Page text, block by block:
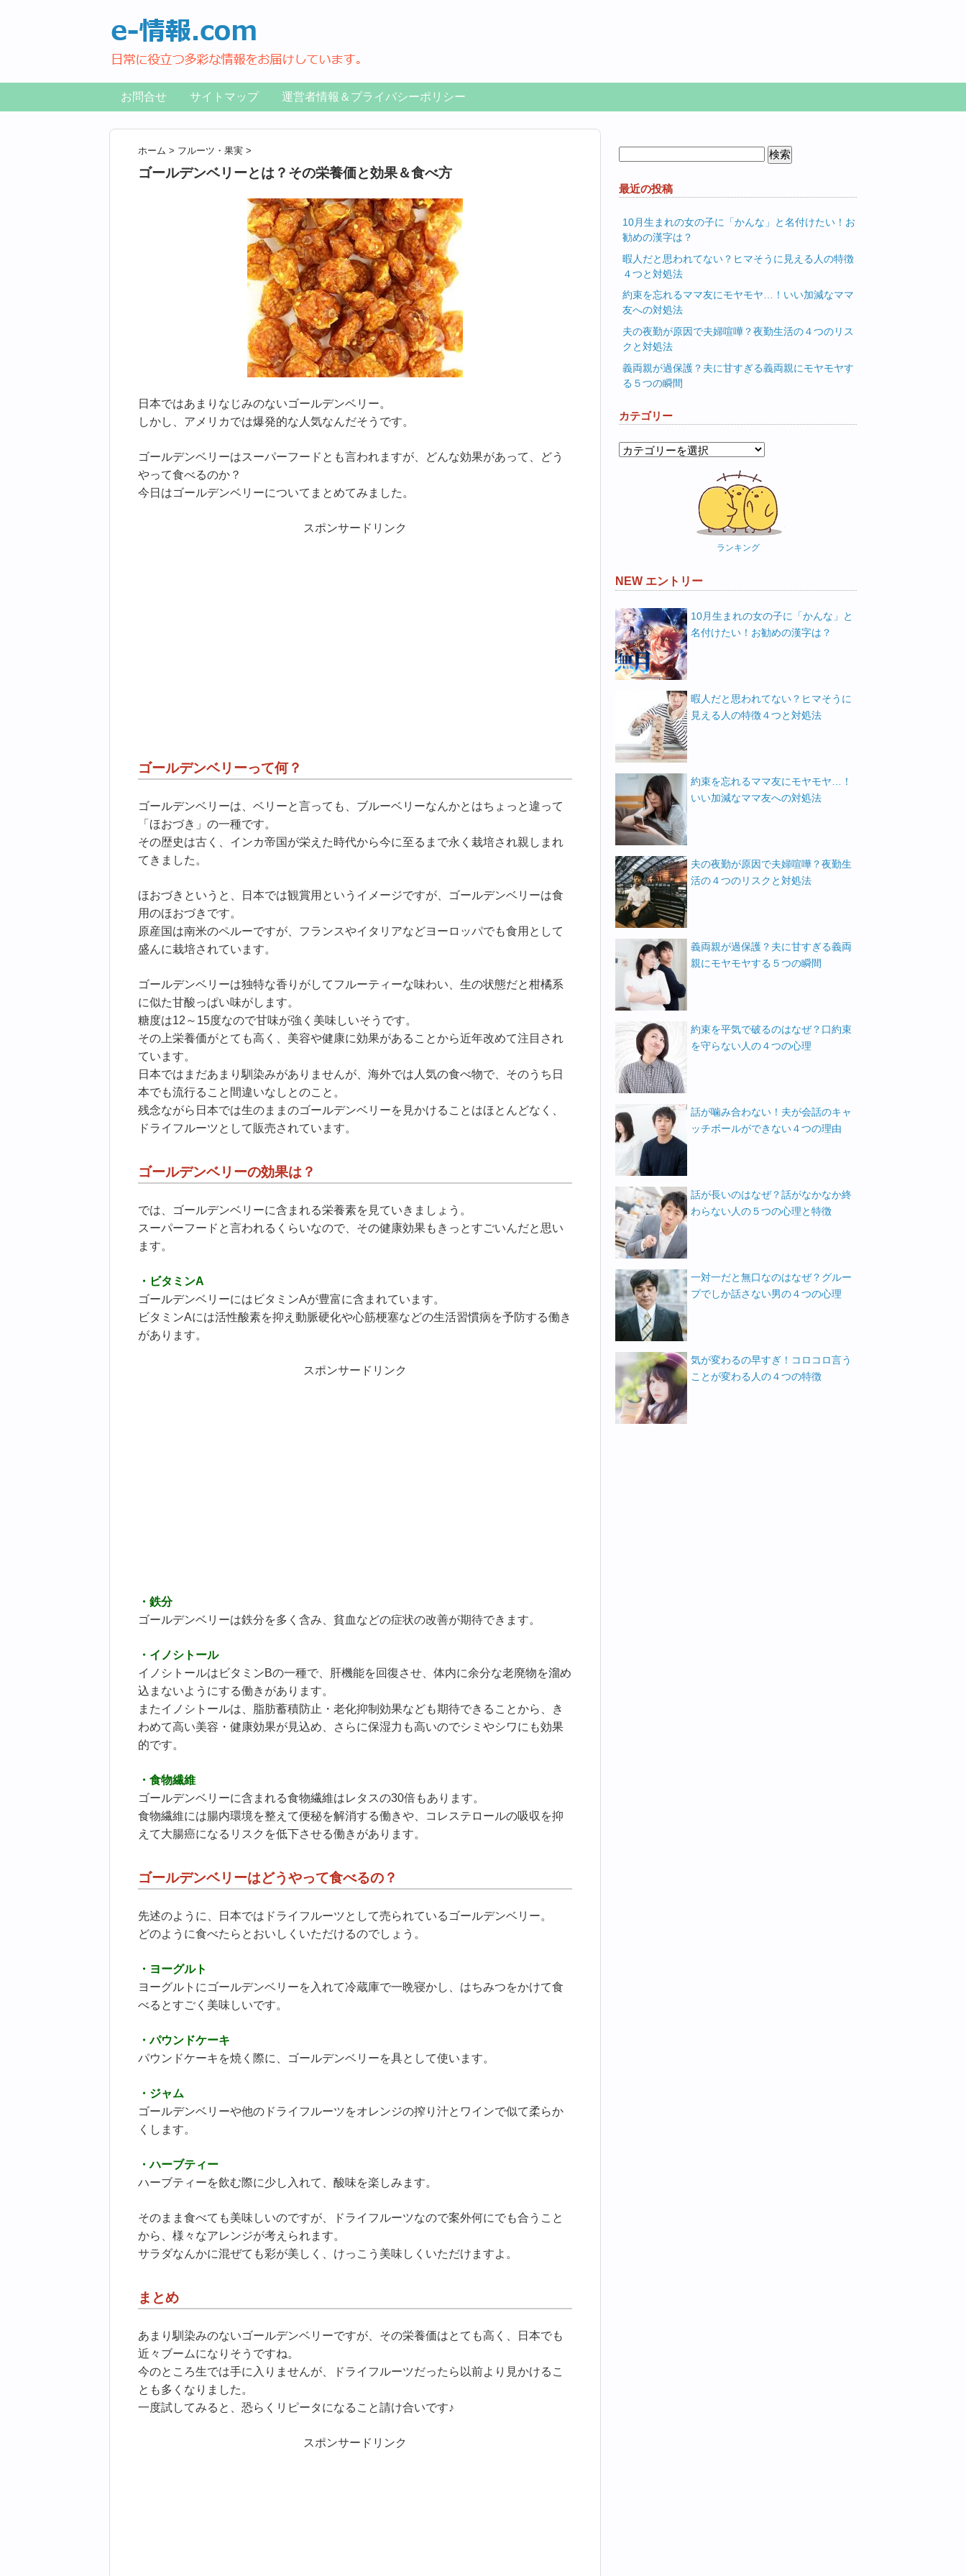
お問合せ サイトマップ 運営者情報＆プライバシーポリシー
ホーム > フルーツ・果実 >
ゴールデンベリーとは？その栄養価と効果＆食べ方
日本ではあまりなじみのないゴールデンベリー。
しかし、アメリカでは爆発的な人気なんだそうです。
ゴールデンベリーはスーパーフードとも言われますが、どんな効果があって、どう
やって食べるのか？
今日はゴールデンベリーについてまとめてみました。
スポンサードリンク
ゴールデンベリーって何？
ゴールデンベリーは、ベリーと言っても、ブルーベリーなんかとはちょっと違って
「ほおづき」の一種です。
その歴史は古く、インカ帝国が栄えた時代から今に至るまで永く栽培され親しまれ
てきました。
ほおづきというと、日本では観賞用というイメージですが、ゴールデンベリーは食
用のほおづきです。
原産国は南米のペルーですが、フランスやイタリアなどヨーロッパでも食用として
盛んに栽培されています。
ゴールデンベリーは独特な香りがしてフルーティーな味わい、生の状態だと柑橘系
に似た甘酸っぱい味がします。
糖度は12～15度なので甘味が強く美味しいそうです。
その上栄養価がとても高く、美容や健康に効果があることから近年改めて注目され
ています。
日本ではまだあまり馴染みがありませんが、海外では人気の食べ物で、そのうち日
本でも流行ること間違いなしとのこと。
残念ながら日本では生のままのゴールデンベリーを見かけることはほとんどなく、
ドライフルーツとして販売されています。
ゴールデンベリーの効果は？
では、ゴールデンベリーに含まれる栄養素を見ていきましょう。
スーパーフードと言われるくらいなので、その健康効果もきっとすごいんだと思い
ます。
・ビタミンA
ゴールデンベリーにはビタミンAが豊富に含まれています。
ビタミンAには活性酸素を抑え動脈硬化や心筋梗塞などの生活習慣病を予防する働き
があります。
スポンサードリンク
・鉄分
ゴールデンベリーは鉄分を多く含み、貧血などの症状の改善が期待できます。
・イノシトール
イノシトールはビタミンBの一種で、肝機能を回復させ、体内に余分な老廃物を溜め
込まないようにする働きがあります。
またイノシトールは、脂肪蓄積防止・老化抑制効果なども期待できることから、き
わめて高い美容・健康効果が見込め、さらに保湿力も高いのでシミやシワにも効果
的です。
・食物繊維
ゴールデンベリーに含まれる食物繊維はレタスの30倍もあります。
食物繊維には腸内環境を整えて便秘を解消する働きや、コレステロールの吸収を抑
えて大腸癌になるリスクを低下させる働きがあります。
ゴールデンベリーはどうやって食べるの？
先述のように、日本ではドライフルーツとして売られているゴールデンベリー。
どのように食べたらとおいしくいただけるのでしょう。
・ヨーグルト
ヨーグルトにゴールデンベリーを入れて冷蔵庫で一晩寝かし、はちみつをかけて食
べるとすごく美味しいです。
・パウンドケーキ
パウンドケーキを焼く際に、ゴールデンベリーを具として使います。
・ジャム
ゴールデンベリーや他のドライフルーツをオレンジの搾り汁とワインで似て柔らか
くします。
・ハーブティー
ハーブティーを飲む際に少し入れて、酸味を楽しみます。
そのまま食べても美味しいのですが、ドライフルーツなので案外何にでも合うこと
から、様々なアレンジが考えられます。
サラダなんかに混ぜても彩が美しく、けっこう美味しくいただけますよ。
まとめ
あまり馴染みのないゴールデンベリーですが、その栄養価はとても高く、日本でも
近々ブームになりそうですね。
今のところ生では手に入りませんが、ドライフルーツだったら以前より見かけるこ
とも多くなりました。
一度試してみると、恐らくリピータになること請け合いです♪
スポンサードリンク
最近の投稿
10月生まれの女の子に「かんな」と名付けたい！お
勧めの漢字は？
暇人だと思われてない？ヒマそうに見える人の特徴
４つと対処法
約束を忘れるママ友にモヤモヤ…！いい加減なママ
友への対処法
夫の夜勤が原因で夫婦喧嘩？夜勤生活の４つのリス
クと対処法
義両親が過保護？夫に甘すぎる義両親にモヤモヤす
る５つの瞬間
カテゴリー
カ
ランキング
NEW エントリー
10月生まれの女の子に「かんな」と
名付けたい！お勧めの漢字は？
暇人だと思われてない？ヒマそうに
見える人の特徴４つと対処法
約束を忘れるママ友にモヤモヤ…！
いい加減なママ友への対処法
夫の夜勤が原因で夫婦喧嘩？夜勤生
活の４つのリスクと対処法
義両親が過保護？夫に甘すぎる義両
親にモヤモヤする５つの瞬間
約束を平気で破るのはなぜ？口約束
を守らない人の４つの心理
話が噛み合わない！夫が会話のキャ
ッチボールができない４つの理由
話が長いのはなぜ？話がなかなか終
わらない人の５つの心理と特徴
一対一だと無口なのはなぜ？グルー
プでしか話さない男の４つの心理
気が変わるの早すぎ！コロコロ言う
ことが変わる人の４つの特徴